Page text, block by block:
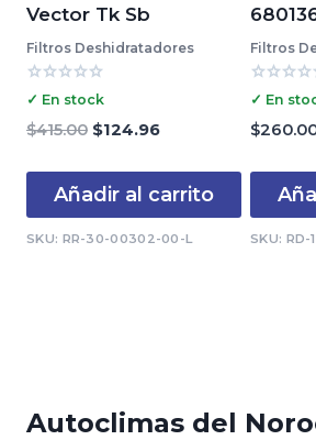
Vector Tk Sb
Filtros Deshidratadores
Valorado
0
de
✓ En stock
$415.00 El
era:
$415.00.
$124.96El
es:
$124.96.
Añadir al carrito
SKU: RR-30-00302-00-L
Filtros
Valorado
0
de
✓ En
$
SKU: RD-
Autoclimas del